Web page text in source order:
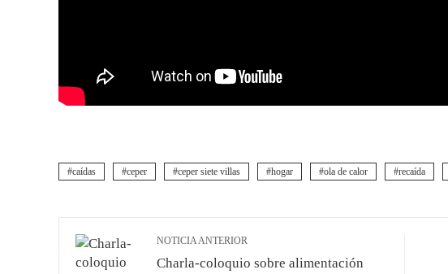
caídas ceper ceper siete villas hogar ola de calor recaída
NOTICIA ANTERIOR
Charla-coloquio sobre alimentación